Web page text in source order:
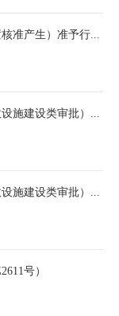
准产生）准予行...
施建设类审批）...
施建设类审批）...
号）